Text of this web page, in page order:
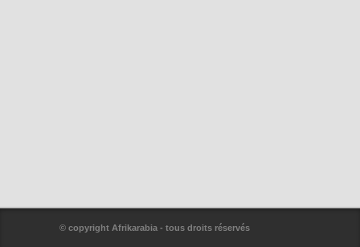
© copyright Afrikarabia - tous droits réservés